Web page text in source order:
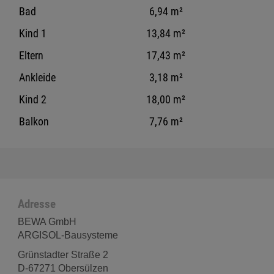
Bad
6,94 m²
Kind 1
13,84 m²
Eltern
17,43 m²
Ankleide
3,18 m²
Kind 2
18,00 m²
Balkon
7,76 m²
Adresse
BEWA GmbH
ARGISOL-Bausysteme
Grünstadter Straße 2
D-67271 Obersülzen